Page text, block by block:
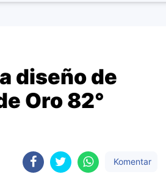
diseño de
Oro 82°
Komentar